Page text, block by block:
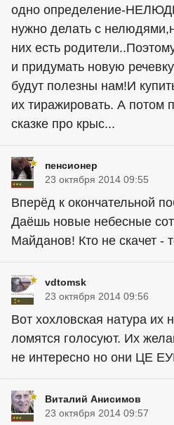
одно определение-
нужно делать с
них есть
и придумать новую
будут полезны нам!И
их тиражировать. А потом
сказке про крыс...
пенсионер
23 октября 2014 09:55
Вперёд к окончательной
Даёшь новые небесные
Майданов! Кто не скачет -
vdtomsk
23 октября 2014 09:56
Вот хохловская натура их
ломятся голосуют. Их
не интересно но они ЦЕ
Виталий Анисимов
23 октября 2014 09:57